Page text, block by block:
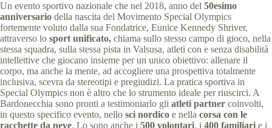
Un evento sportivo nazionale che nel 2018, anno del 50esimo
anniversario della nascita del Movimento Special Olympics
fortemente voluto dalla sua Fondatrice, Eunice Kennedy Shriver,
attraverso lo sport unificato, chiama sullo stesso campo di gioco, nella
stessa squadra, sulla stessa pista in Valsusa, atleti con e senza disabilità
intellettive che giocano insieme per un unico obiettivo: allenare il
corpo, ma anche la mente, ad accogliere una prospettiva totalmente
inclusiva, scevra da stereotipi e pregiudizi. La pratica sportiva in
Special Olympics non è altro che lo strumento ideale per riuscirci. A
Bardonecchia sono pronti a testimoniarlo gli atleti partner coinvolti,
in questo specifico evento, nello sci nordico e nella corsa con le
racchette da neve. Lo sono anche i 500 volontari, i 400 familiari e i